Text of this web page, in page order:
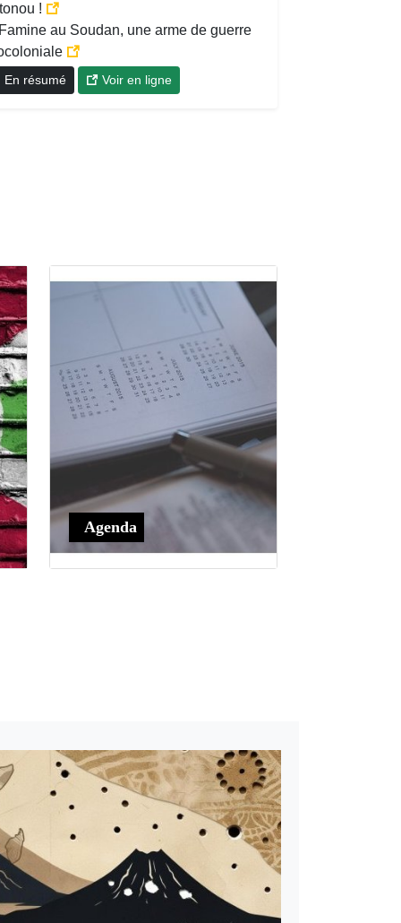
!
Famine au Soudan, une arme de guerre
En résumé Voir en ligne
Agenda